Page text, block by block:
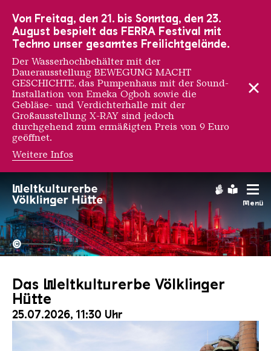
Menü
Hochofengruppe in Rot
Copyright:
©
Das Weltkulturerbe Völklinger
Hütte
25.07.2026, 11:30 Uhr
Von Freitag, den 21. bis Sonntag, den 23.
August bespielt das FERRA Festival mit
Techno unser gesamtes Freilichtgelände.
Der Wasserhochbehälter mit der
Dauerausstellung BEWEGUNG MACHT
GESCHICHTE, das Pumpenhaus mit der Sound-
Installation von Emeka Ogboh sowie die
Gebläse- und Verdichterhalle mit der
Großausstellung X-RAY sind jedoch
durchgehend zum ermäßigten Preis von 9 Euro
geöffnet.
Weitere Infos